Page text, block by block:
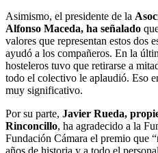
Asimismo, el presidente de la
Alfonso Maceda, ha señalado
valores que representan estos dos
ayudó a los compañeros. En la
hosteleros tuvo que retirarse a
todo el colectivo le aplaudió. Eso
muy significativo.
Por su parte, Javier Rueda,
Rinconcillo, ha agradecido a la
Fundación Cámara el premio que